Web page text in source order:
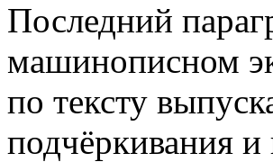
Последний
машинописном
по тексту
подчёркивания и